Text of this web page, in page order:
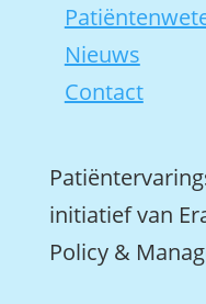
Nieuws
Contact
initiatief van
Policy &